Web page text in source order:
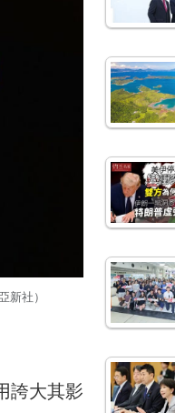
新社）
誇大其影